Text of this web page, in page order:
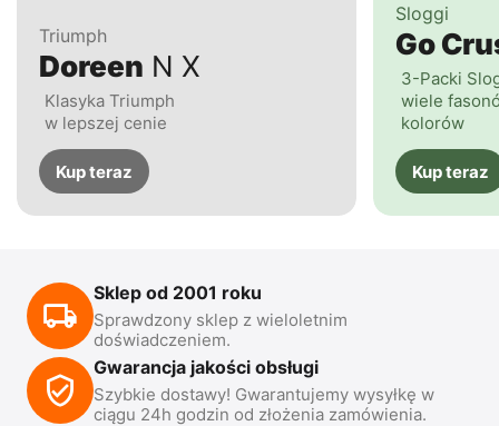
Triumph
Doreen N X
Klasyka Triumph
w lepszej cenie
Kup teraz
Sloggi
Go
3-Packi
wiele
kolorów
Kup teraz
Sklep od 2001 roku
Sprawdzony sklep z wieloletnim
doświadczeniem.
Gwarancja jakości obsługi
Szybkie dostawy! Gwarantujemy wysyłkę w
ciągu 24h godzin od złożenia zamówienia.